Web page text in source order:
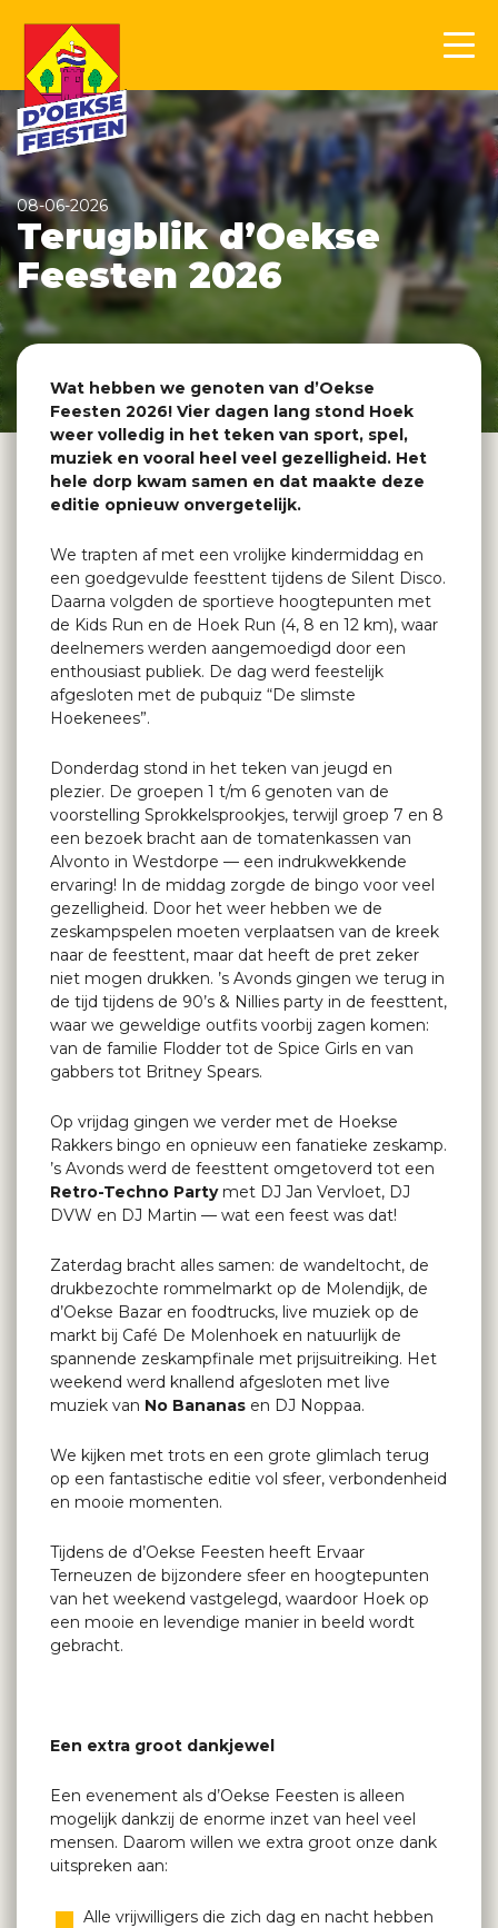
08-06-2026
Terugblik d’Oekse
Feesten 2026
Wat hebben we genoten van d’Oekse
Feesten 2026! Vier dagen lang stond Hoek
weer volledig in het teken van sport, spel,
muziek en vooral heel veel gezelligheid. Het
hele dorp kwam samen en dat maakte deze
editie opnieuw onvergetelijk.
We trapten af met een vrolijke kindermiddag en
een goedgevulde feesttent tijdens de Silent Disco.
Daarna volgden de sportieve hoogtepunten met
de Kids Run en de Hoek Run (4, 8 en 12 km), waar
deelnemers werden aangemoedigd door een
enthousiast publiek. De dag werd feestelijk
afgesloten met de pubquiz “De slimste
Hoekenees”.
Donderdag stond in het teken van jeugd en
plezier. De groepen 1 t/m 6 genoten van de
voorstelling Sprokkelsprookjes, terwijl groep 7 en 8
een bezoek bracht aan de tomatenkassen van
Alvonto in Westdorpe — een indrukwekkende
ervaring! In de middag zorgde de bingo voor veel
gezelligheid. Door het weer hebben we de
zeskampspelen moeten verplaatsen van de kreek
naar de feesttent, maar dat heeft de pret zeker
niet mogen drukken. ’s Avonds gingen we terug in
de tijd tijdens de 90’s & Nillies party in de feesttent,
waar we geweldige outfits voorbij zagen komen:
van de familie Flodder tot de Spice Girls en van
gabbers tot Britney Spears.
Op vrijdag gingen we verder met de Hoekse
Rakkers bingo en opnieuw een fanatieke zeskamp.
’s Avonds werd de feesttent omgetoverd tot een
Retro-Techno Partymet DJ Jan Vervloet, DJ
DVW en DJ Martin — wat een feest was dat!
Zaterdag bracht alles samen: de wandeltocht, de
drukbezochte rommelmarkt op de Molendijk, de
d’Oekse Bazar en foodtrucks, live muziek op de
markt bij Café De Molenhoek en natuurlijk de
spannende zeskampfinale met prijsuitreiking. Het
weekend werd knallend afgesloten met live
muziek van No Bananas en DJ Noppaa.
We kijken met trots en een grote glimlach terug
op een fantastische editie vol sfeer, verbondenheid
en mooie momenten.
Tijdens de d’Oekse Feesten heeft Ervaar
Terneuzen de bijzondere sfeer en hoogtepunten
van het weekend vastgelegd, waardoor Hoek op
een mooie en levendige manier in beeld wordt
gebracht.
Een extra groot dankjewel
Een evenement als d’Oekse Feesten is alleen
mogelijk dankzij de enorme inzet van heel veel
mensen. Daarom willen we extra groot onze dank
uitspreken aan:
Alle vrijwilligers die zich dag en nacht hebben